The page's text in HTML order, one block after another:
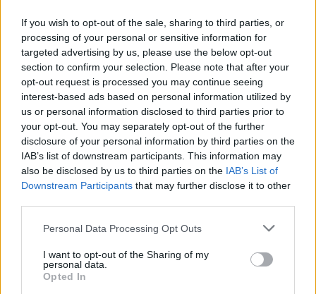
If you wish to opt-out of the sale, sharing to third parties, or
processing of your personal or sensitive information for
targeted advertising by us, please use the below opt-out
section to confirm your selection. Please note that after your
opt-out request is processed you may continue seeing
interest-based ads based on personal information utilized by
us or personal information disclosed to third parties prior to
your opt-out. You may separately opt-out of the further
disclosure of your personal information by third parties on the
IAB’s list of downstream participants. This information may
also be disclosed by us to third parties on the IAB’s List of
Downstream Participants that may further disclose it to other
Personal Data Processing Opt Outs
I want to opt-out of the Sharing of my
personal data.
Opted In
παράταξης της Ν.Δ. και της ΟΝΝΕΔ, νεολαίας της
Ν.Δ.
Το 1997 στο 5ο συνέδριο της Νέας Δημοκρατίας
εκλέχθηκε μέλος της Κεντρικής Επιτροπής του
κόμματος. Στις βουλευτικές εκλογές του 2000
εκλέχτηκε για πρώτη φορά βουλευτής στη Β΄
Περιφέρεια Αθηνών, με το κόμμα της Νέας
Δημοκρατίας και επανεξελέγη ομοίως στις
εκλογές του 2004, του 2007, του 2009 και στις
δυο εκλογικές αναμετρήσεις του 2012.
Κατά την περίοδο 2001 - 2004 διετέλεσε
υπεύθυνος του κόμματος σε θέματα ναυτιλίας